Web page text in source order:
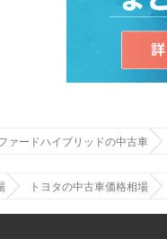
ァードハイブリッドの中古車
トヨタの中古車価格相場